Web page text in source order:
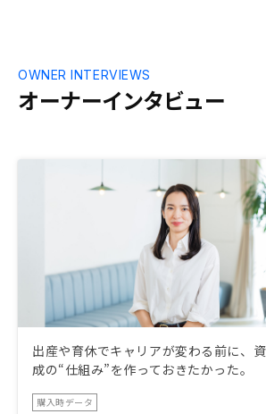
オーナーインタビュー
OWNER INTERVIEWS
出産や育休でキャリアが変わる前に、
成の“仕組み”を作っておきたかった。
購入時データ